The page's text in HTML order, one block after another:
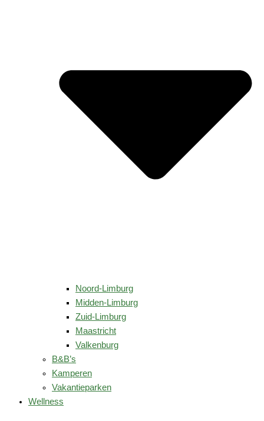
Noord-Limburg
Midden-Limburg
Zuid-Limburg
Maastricht
Valkenburg
B&B’s
Kamperen
Vakantieparken
Wellness